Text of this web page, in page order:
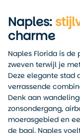
Naples:
charme
Naples Florida is
zweven terwijl je
Deze elegante stad
verrassende
Denk aan
zonsondergang,
moerasgebied en
de baai. Naples